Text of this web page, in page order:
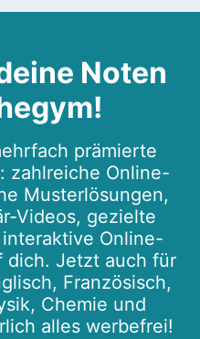
Noten
prämierte
zahlreiche Online-
Musterlösungen,
Videos, gezielte
Online-
dich. Jetzt auch für
Französisch,
Chemie und
alles werbefrei!